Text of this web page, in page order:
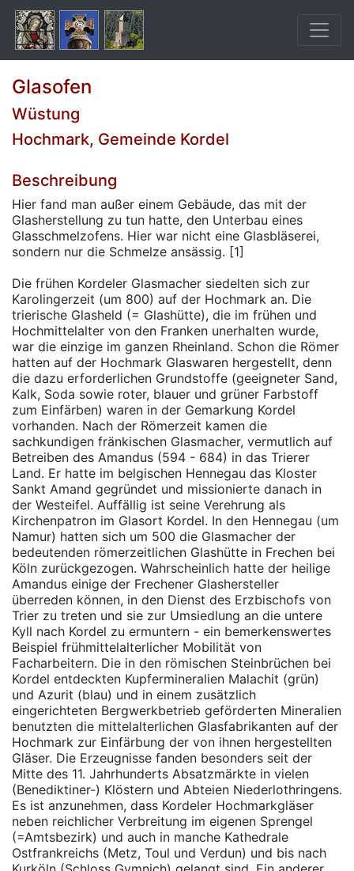
Glasofen
Wüstung
Hochmark, Gemeinde Kordel
Beschreibung
Hier fand man außer einem Gebäude, das mit der
Glasherstellung zu tun hatte, den Unterbau eines
Glasschmelzofens. Hier war nicht eine Glasbläserei,
sondern nur die Schmelze ansässig. [1]
Die frühen Kordeler Glasmacher siedelten sich zur
Karolingerzeit (um 800) auf der Hochmark an. Die
trierische Glasheld (= Glashütte), die im frühen und
Hochmittelalter von den Franken unerhalten wurde,
war die einzige im ganzen Rheinland. Schon die Römer
hatten auf der Hochmark Glaswaren hergestellt, denn
die dazu erforderlichen Grundstoffe (geeigneter Sand,
Kalk, Soda sowie roter, blauer und grüner Farbstoff
zum Einfärben) waren in der Gemarkung Kordel
vorhanden. Nach der Römerzeit kamen die
sachkundigen fränkischen Glasmacher, vermutlich auf
Betreiben des Amandus (594 - 684) in das Trierer
Land. Er hatte im belgischen Hennegau das Kloster
Sankt Amand gegründet und missionierte danach in
der Westeifel. Auffällig ist seine Verehrung als
Kirchenpatron im Glasort Kordel. In den Hennegau (um
Namur) hatten sich um 500 die Glasmacher der
bedeutenden römerzeitlichen Glashütte in Frechen bei
Köln zurückgezogen. Wahrscheinlich hatte der heilige
Amandus einige der Frechener Glashersteller
überreden können, in den Dienst des Erzbischofs von
Trier zu treten und sie zur Umsiedlung an die untere
Kyll nach Kordel zu ermuntern - ein bemerkenswertes
Beispiel frühmittelalterlicher Mobilität von
Facharbeitern. Die in den römischen Steinbrüchen bei
Kordel entdeckten Kupfermineralien Malachit (grün)
und Azurit (blau) und in einem zusätzlich
eingerichteten Bergwerkbetrieb geförderten Mineralien
benutzten die mittelalterlichen Glasfabrikanten auf der
Hochmark zur Einfärbung der von ihnen hergestellten
Gläser. Die Erzeugnisse fanden besonders seit der
Mitte des 11. Jahrhunderts Absatzmärkte in vielen
(Benediktiner-) Klöstern und Abteien Niederlothringens.
Es ist anzunehmen, dass Kordeler Hochmarkgläser
neben reichlicher Verbreitung im eigenen Sprengel
(=Amtsbezirk) und auch in manche Kathedrale
Ostfrankreichs (Metz, Toul und Verdun) und bis nach